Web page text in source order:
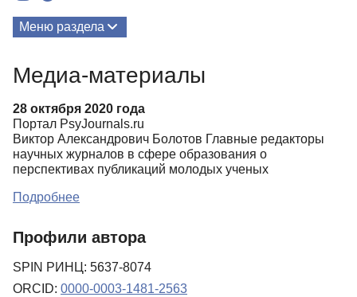
Меню раздела
Биография
Медиа-материалы
Медиа-материалы
28 октября 2020 года
Портал PsyJournals.ru
Виктор Александрович Болотов Главные редакторы
научных журналов в сфере образования о
перспективах публикаций молодых ученых
Подробнее
Профили автора
SPIN РИНЦ: 5637-8074
ORCID: 0000-0003-1481-2563